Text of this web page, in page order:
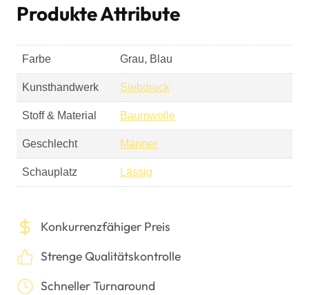
Produkte Attribute
Farbe Grau, Blau
Kunsthandwerk Siebdruck
Stoff & Material Baumwolle
Geschlecht Männer
Schauplatz Lässig
Konkurrenzfähiger Preis
Strenge Qualitätskontrolle
Schneller Turnaround